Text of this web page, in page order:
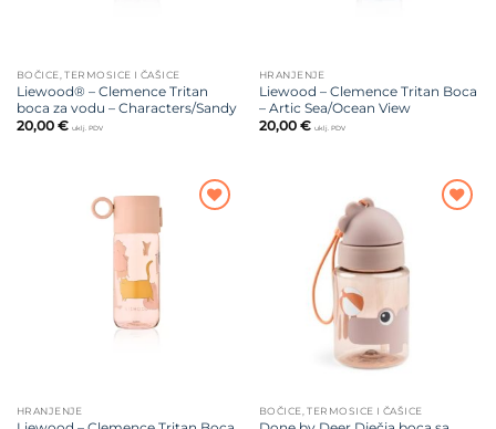
BOČICE, TERMOSICE I ČAŠICE
Liewood® – Clemence Tritan
boca za vodu – Characters/Sandy
20,00 € uklj. PDV
HRANJENJE
Liewood – Clemence Tritan Boca
– Artic Sea/Ocean View
20,00 € uklj. PDV
HRANJENJE BOČICE, TERMOSICE I ČAŠICE